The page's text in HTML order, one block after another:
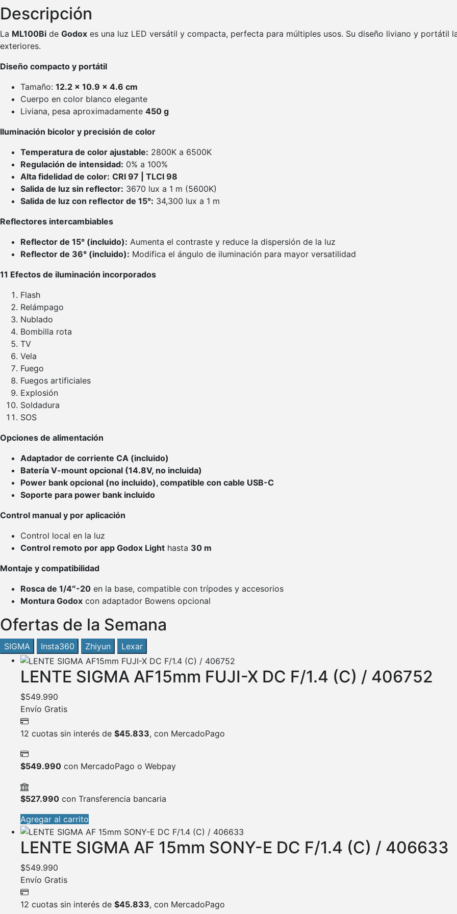
Descripción
La ML100Bi de Godox es una luz LED versátil y compacta, perfecta para múltiples usos. Su diseño liviano y
exteriores.
Diseño compacto y portátil
Tamaño: 12.2 x 10.9 x 4.6 cm
Cuerpo en color blanco elegante
Liviana, pesa aproximadamente 450 g
Iluminación bicolor y precisión de color
Temperatura de color ajustable: 2800K a 6500K
Regulación de intensidad: 0% a 100%
Alta fidelidad de color: CRI 97 | TLCI 98
Salida de luz sin reflector: 3670 lux a 1 m (5600K)
Salida de luz con reflector de 15°: 34,300 lux a 1 m
Reflectores intercambiables
Reflector de 15° (incluido): Aumenta el contraste y reduce la dispersión de la luz
Reflector de 36° (incluido): Modifica el ángulo de iluminación para mayor versatilidad
11 Efectos de iluminación incorporados
Flash
Relámpago
Nublado
Bombilla rota
TV
Vela
Fuego
Fuegos artificiales
Explosión
Soldadura
SOS
Opciones de alimentación
Adaptador de corriente CA (incluido)
Batería V-mount opcional (14.8V, no incluida)
Power bank opcional (no incluido), compatible con cable USB-C
Soporte para power bank incluido
Control manual y por aplicación
Control local en la luz
Control remoto por app Godox Light hasta 30 m
Montaje y compatibilidad
Rosca de 1/4″-20 en la base, compatible con trípodes y accesorios
Montura Godox con adaptador Bowens opcional
Ofertas de la Semana
SIGMA Insta360 Zhiyun Lexar
LENTE SIGMA AF15mm FUJI-X DC F/1.4 (C) / 406752
$549.990
Envío Gratis
12 cuotas sin interés de $45.833, con MercadoPago
$549.990 con MercadoPago o Webpay
$527.990 con Transferencia bancaria
Agregar al carrito
LENTE SIGMA AF 15mm SONY-E DC F/1.4 (C) / 406633
$549.990
Envío Gratis
12 cuotas sin interés de $45.833, con MercadoPago